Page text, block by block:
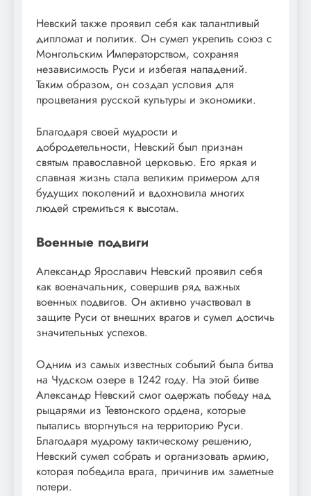
Невский также проявил себя как талантливый
дипломат и политик. Он сумел укрепить союз с
Монгольским Императорством, сохраняя
независимость Руси и избегая нападений.
Таким образом, он создал условия для
процветания русской культуры и экономики.
Благодаря своей мудрости и
добродетельности, Невский был признан
святым православной церковью. Его яркая и
славная жизнь стала великим примером для
будущих поколений и вдохновила многих
людей стремиться к высотам.
Военные подвиги
Александр Ярославич Невский проявил себя
как военачальник, совершив ряд важных
военных подвигов. Он активно участвовал в
защите Руси от внешних врагов и сумел достичь
значительных успехов.
Одним из самых известных событий была битва
на Чудском озере в 1242 году. На этой битве
Александр Невский смог одержать победу над
рыцарями из Тевтонского ордена, которые
пытались вторгнуться на территорию Руси.
Благодаря мудрому тактическому решению,
Невский сумел собрать и организовать армию,
которая победила врага, причинив им заметные
потери.